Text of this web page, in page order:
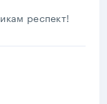
респект!